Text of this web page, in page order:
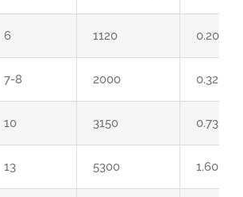
6 1120 0.20
7-8 2000 0.32
10 3150 0.73
13 5300 1.60